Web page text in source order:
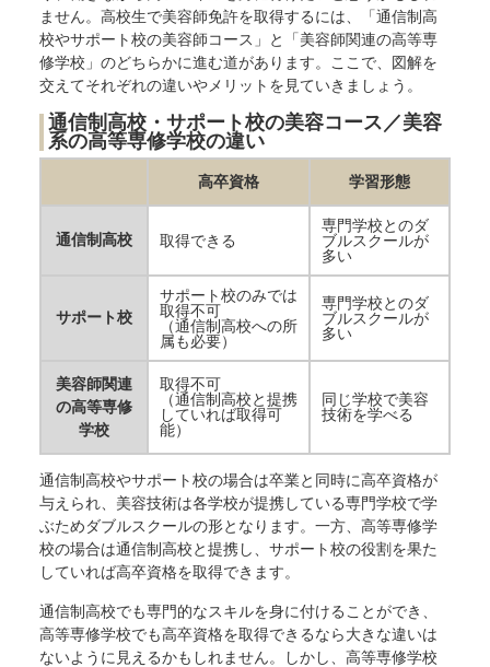
ません。高校生で美容師免許を取得するには、「通信制高
校やサポート校の美容師コース」と「美容師関連の高等専
修学校」のどちらかに進む道があります。ここで、図解を
交えてそれぞれの違いやメリットを見ていきましょう。
通信制高校・サポート校の美容コース／美容
系の高等専修学校の違い
高卒資格 学習形態
通信制高校 取得できる
専門学校とのダ
ブルスクールが
多い
サポート校
サポート校のみでは
取得不可
（通信制高校への所
属も必要）
専門学校とのダ
ブルスクールが
多い
美容師関連
の高等専修
学校
取得不可
（通信制高校と提携
していれば取得可
能）
同じ学校で美容
技術を学べる
通信制高校やサポート校の場合は卒業と同時に高卒資格が
与えられ、美容技術は各学校が提携している専門学校で学
ぶためダブルスクールの形となります。一方、高等専修学
校の場合は通信制高校と提携し、サポート校の役割を果た
していれば高卒資格を取得できます。
通信制高校でも専門的なスキルを身に付けることができ、
高等専修学校でも高卒資格を取得できるなら大きな違いは
ないように見えるかもしれません。しかし、高等専修学校